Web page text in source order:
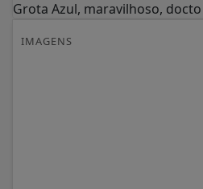
IMAGENS